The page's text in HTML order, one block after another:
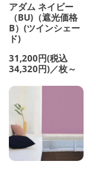
アダム ネイビー
（BU)（遮光価格
B）(ツインシェー
ド)
31,200円(税込
34,320円)／枚～